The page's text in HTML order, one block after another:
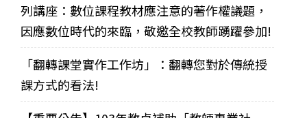
列講座：數位課程教材應注意的著作權議題，
因應數位時代的來臨，敬邀全校教師踴躍參加!
「翻轉課堂實作工作坊」：翻轉您對於傳統授
課方式的看法!